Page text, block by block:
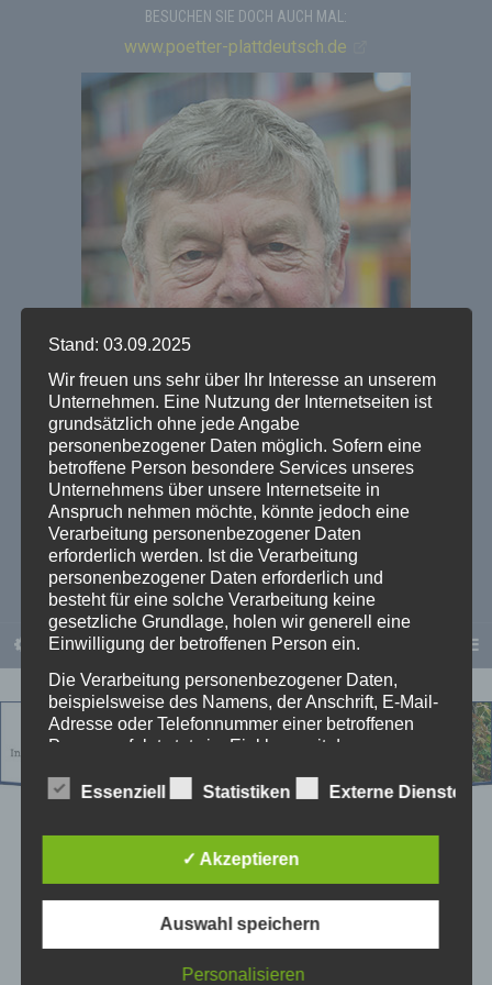
BESUCHEN SIE DOCH AUCH MAL:
www.poetter-plattdeutsch.de
Otto Pötter
PERSÖNLICHKEITSENTWICKLUNG
Presse11_large-2
Stand: 03.09.2025
Wir freuen uns sehr über Ihr Interesse an unserem
Unternehmen. Eine Nutzung der Internetseiten ist
grundsätzlich ohne jede Angabe
personenbezogener Daten möglich. Sofern eine
betroffene Person besondere Services unseres
Unternehmens über unsere Internetseite in
Anspruch nehmen möchte, könnte jedoch eine
Verarbeitung personenbezogener Daten
erforderlich werden. Ist die Verarbeitung
personenbezogener Daten erforderlich und
besteht für eine solche Verarbeitung keine
gesetzliche Grundlage, holen wir generell eine
Einwilligung der betroffenen Person ein.
Die Verarbeitung personenbezogener Daten,
beispielsweise des Namens, der Anschrift, E-Mail-
Adresse oder Telefonnummer einer betroffenen
Person, erfolgt stets im Einklang mit der
Übereinstimmung mit den für uns geltenden
Mittels dieser Datenschutzerklärung möchte unser
Unternehmen die Öffentlichkeit über Art, Umfang
verarbeiteten personenbezogenen Daten
informieren. Ferner werden betroffene Personen
zustehenden Rechte aufgeklärt.
Essenziell Statistiken Externe Dienste
✓ Akzeptieren
Auswahl speichern
Personalisieren